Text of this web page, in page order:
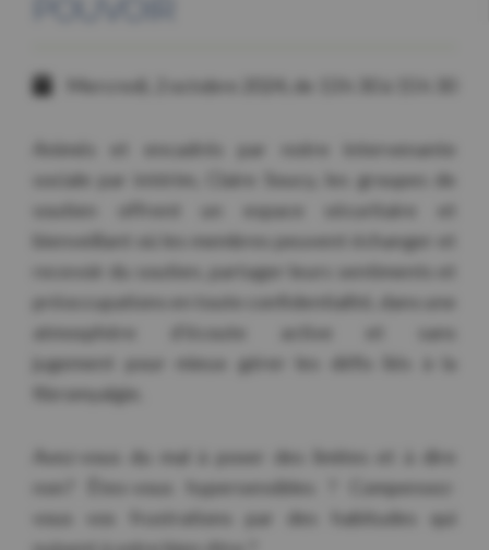
Mercredi, 2 octobre 2024, de 13 h 30 à 15 h 30
Animés et encadrés par notre intervenante
sociale par intérim, Claire Soucy, les groupes de
soutien offrent un espace sécuritaire et
bienveillant où les membres peuvent échanger et
recevoir du soutien, partager leurs sentiments et
préoccupations en toute confidentialité, dans une
atmosphère d’écoute active et sans
jugement pour mieux gérer les défis liés à la
fibromyalgie.
Avez-vous du mal à poser des limites et à dire
non? Êtes-vous hypersensibles ? Compensez-
vous vos frustrations par des habitudes qui